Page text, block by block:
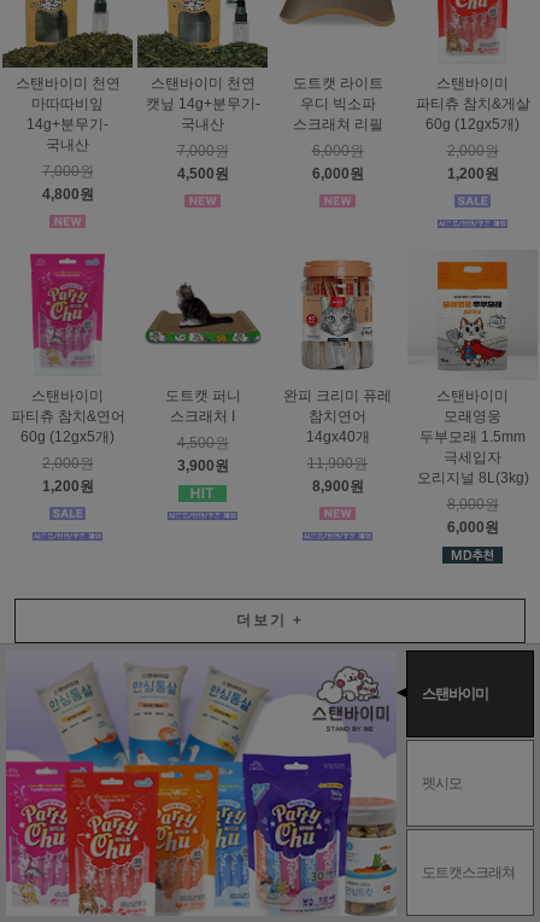
스탠바이미 천연
마따따비잎
14g+분무기-
국내산
7,000원
4,800원
스탠바이미 천연
캣닢 14g+분무기-
국내산
7,000원
4,500원
도트캣 라이트
우디 빅소파
스크래쳐 리필
6,000원
6,000원
스탠바이미
파티츄 참치&게살
60g (12gx5개)
2,000원
1,200원
스탠바이미
파티츄 참치&연어
60g (12gx5개)
2,000원
1,200원
도트캣 퍼니
스크래처 I
4,500원
3,900원
완피 크리미 퓨레
참치연어
14gx40개
11,900원
8,900원
스탠바이미
모래영웅
두부모래 1.5mm
극세입자
오리지널 8L(3kg)
8,000원
6,000원
더보기 +
스탠바이미
펫시모
도트캣스크래쳐